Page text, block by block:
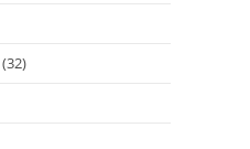
(32)